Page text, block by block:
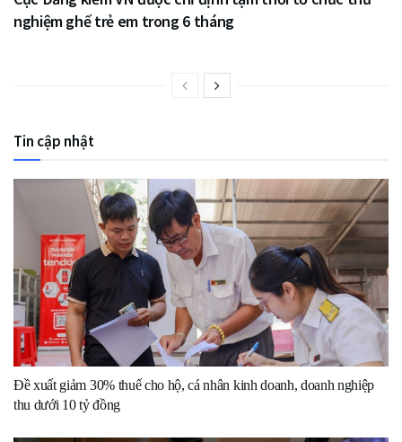
nghiệm ghế trẻ em trong 6 tháng
Tin cập nhật
Đề xuất giảm 30% thuế cho hộ, cá nhân kinh doanh, doanh nghiệp
thu dưới 10 tỷ đồng